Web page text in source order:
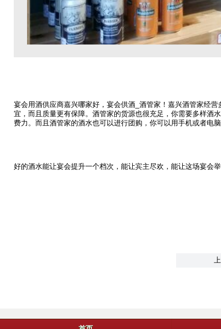
宴会用酒供应商嘉兴哪家好，宴会供酒_酒管家！嘉兴酒管家经
宜，而且质量更有保障。酒管家的货源也很充足，你需要多样酒
费力。而且酒管家的酒水也可以进行团购，你可以用手机或者电脑
好的酒水能让宴会提升一个档次，能让宾主尽欢，能让这场宴